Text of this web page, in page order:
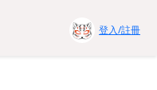
登入/註冊